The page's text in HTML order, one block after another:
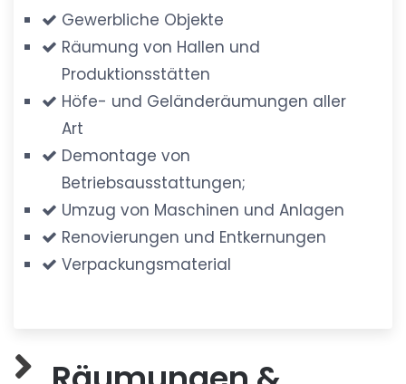
Gewerbliche Objekte
Räumung von Hallen und
Produktionsstätten
Höfe- und Geländeräumungen aller
Art
Demontage von
Betriebsausstattungen;
Umzug von Maschinen und Anlagen
Renovierungen und Entkernungen
Verpackungsmaterial